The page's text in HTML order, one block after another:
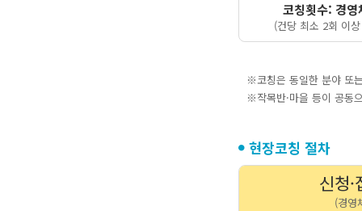
코칭횟수: 경
(건당 최소 2회 이
※코칭은 동일한 분야 또
※작목반·마을 등이 공동
현장코칭 절차
신청·
(경영